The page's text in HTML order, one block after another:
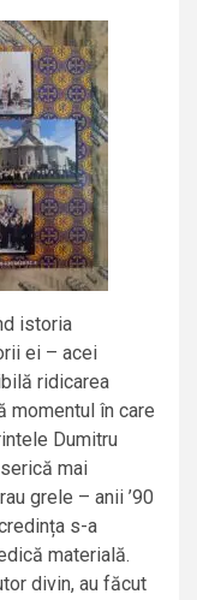
istoria
ei – acei
ridicarea
momentul în care
Dumitru
mai
grele – anii ’90
s-a
materială.
divin, au făcut